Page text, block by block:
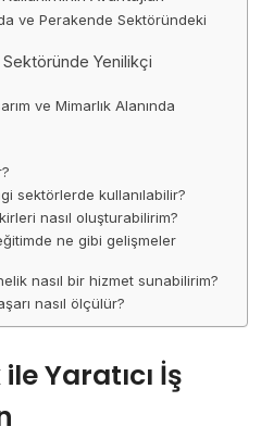
ve Perakende Sektöründeki
Sektöründe Yenilikçi
ve Mimarlık Alanında
sektörlerde kullanılabilir?
nasıl oluşturabilirim?
ne gibi gelişmeler
nasıl bir hizmet sunabilirim?
nasıl ölçülür?
Yaratıcı İş